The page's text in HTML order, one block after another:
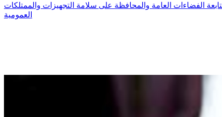
الفضاءات العامة والمحافظة على سلامة التجهيزات والممتلكات
العمومية